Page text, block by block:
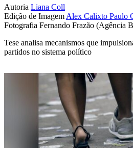
Autoria Liana Coll
Edição de Imagem Alex Calixto Paulo
Fotografia Fernando Frazão (Agência
Tese analisa mecanismos que
partidos no sistema político